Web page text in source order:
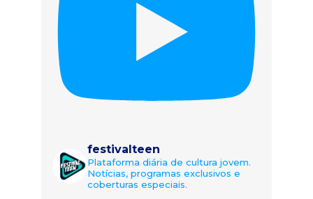
festivalteen
Plataforma diária de cultura jovem.
Notícias, programas exclusivos e
coberturas especiais.